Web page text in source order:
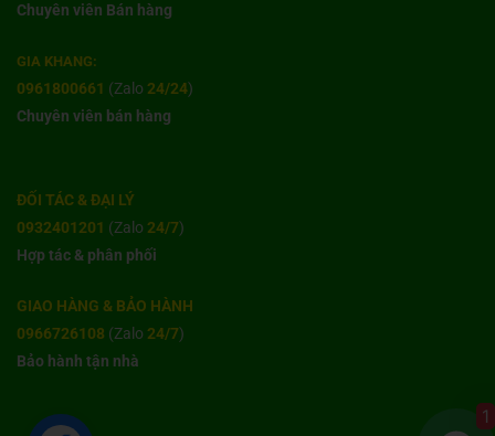
Chuyên viên Bán hàng
GIA KHANG:
0961800661 (Zalo 24/24)
Chuyên viên bán hàng
ĐỐI TÁC & ĐẠI LÝ
0932401201 (Zalo 24/7)
Hợp tác & phân phối
GIAO HÀNG & BẢO HÀNH
0966726108 (Zalo 24/7)
Bảo hành tận nhà
1